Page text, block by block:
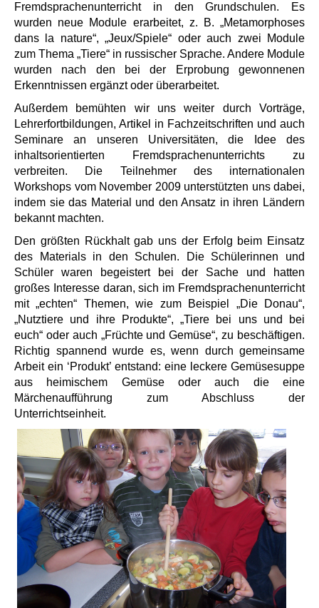
Fremdsprachenunterricht in den Grundschulen. Es
wurden neue Module erarbeitet, z. B. „Metamorphoses
dans la nature“, „Jeux/Spiele“ oder auch zwei Module
zum Thema „Tiere“ in russischer Sprache. Andere Module
wurden nach den bei der Erprobung gewonnenen
Erkenntnissen ergänzt oder überarbeitet.
Außerdem bemühten wir uns weiter durch Vorträge,
Lehrerfortbildungen, Artikel in Fachzeitschriften und auch
Seminare an unseren Universitäten, die Idee des
inhaltsorientierten Fremdsprachenunterrichts zu
verbreiten. Die Teilnehmer des internationalen
Workshops vom November 2009 unterstützten uns dabei,
indem sie das Material und den Ansatz in ihren Ländern
bekannt machten.
Den größten Rückhalt gab uns der Erfolg beim Einsatz
des Materials in den Schulen. Die Schülerinnen und
Schüler waren begeistert bei der Sache und hatten
großes Interesse daran, sich im Fremdsprachenunterricht
mit „echten“ Themen, wie zum Beispiel „Die Donau“,
„Nutztiere und ihre Produkte“, „Tiere bei uns und bei
euch“ oder auch „Früchte und Gemüse“, zu beschäftigen.
Richtig spannend wurde es, wenn durch gemeinsame
Arbeit ein ‘Produkt’ entstand: eine leckere Gemüsesuppe
aus heimischem Gemüse oder auch die eine
Märchenaufführung zum Abschluss der
Unterrichtseinheit.